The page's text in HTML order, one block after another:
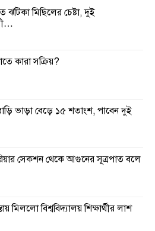
ঝটিকা মিছিলের চেষ্টা, দুই
কারা সক্রিয়?
ভাড়া বেড়ে ১৫ শতাংশ, পাবেন দুই
সেকশন থেকে আগুনের সূত্রপাত বলে
মিললো বিশ্ববিদ্যালয় শিক্ষার্থীর লাশ